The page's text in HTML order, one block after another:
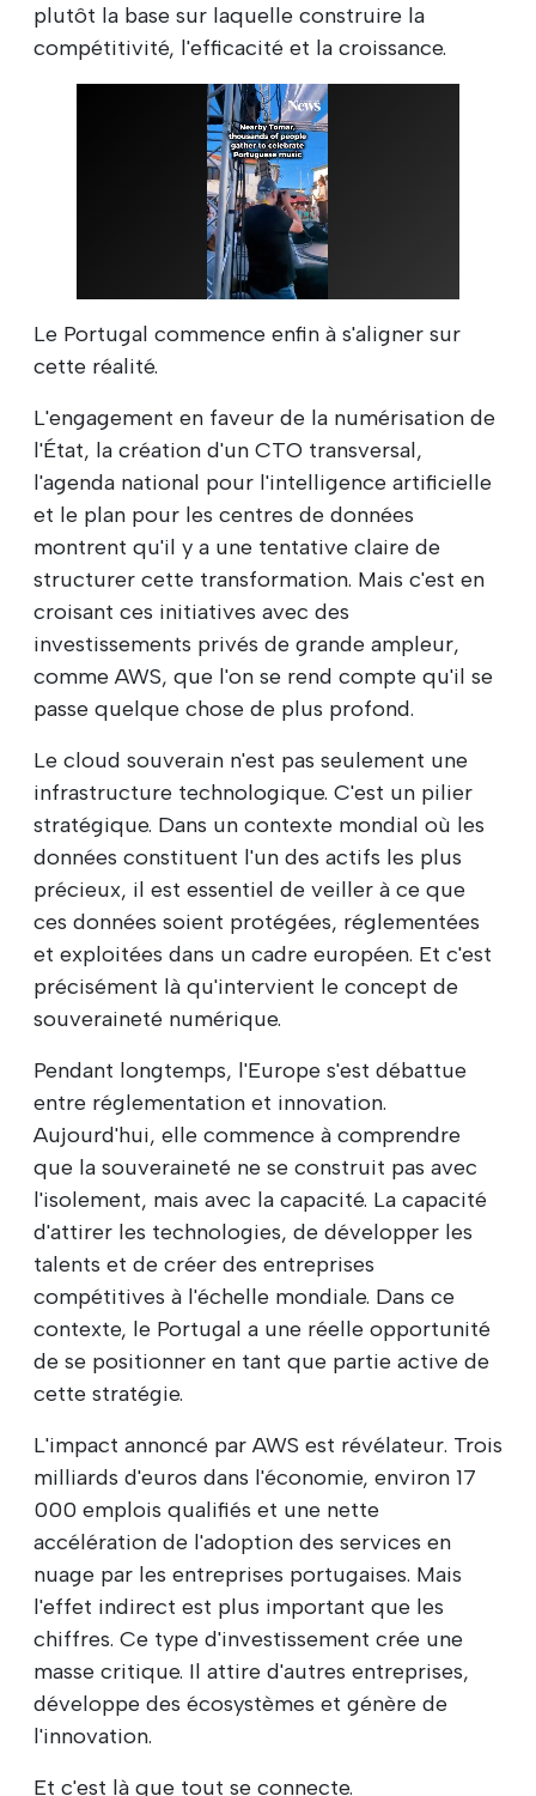
plutôt la base sur laquelle construire la
compétitivité, l'efficacité et la croissance.
Le Portugal commence enfin à s'aligner sur
cette réalité.
L'engagement en faveur de la numérisation de
l'État, la création d'un CTO transversal,
l'agenda national pour l'intelligence artificielle
et le plan pour les centres de données
montrent qu'il y a une tentative claire de
structurer cette transformation. Mais c'est en
croisant ces initiatives avec des
investissements privés de grande ampleur,
comme AWS, que l'on se rend compte qu'il se
passe quelque chose de plus profond.
Le cloud souverain n'est pas seulement une
infrastructure technologique. C'est un pilier
stratégique. Dans un contexte mondial où les
données constituent l'un des actifs les plus
précieux, il est essentiel de veiller à ce que
ces données soient protégées, réglementées
et exploitées dans un cadre européen. Et c'est
précisément là qu'intervient le concept de
souveraineté numérique.
Pendant longtemps, l'Europe s'est débattue
entre réglementation et innovation.
Aujourd'hui, elle commence à comprendre
que la souveraineté ne se construit pas avec
l'isolement, mais avec la capacité. La capacité
d'attirer les technologies, de développer les
talents et de créer des entreprises
compétitives à l'échelle mondiale. Dans ce
contexte, le Portugal a une réelle opportunité
de se positionner en tant que partie active de
cette stratégie.
L'impact annoncé par AWS est révélateur. Trois
milliards d'euros dans l'économie, environ 17
000 emplois qualifiés et une nette
accélération de l'adoption des services en
nuage par les entreprises portugaises. Mais
l'effet indirect est plus important que les
chiffres. Ce type d'investissement crée une
masse critique. Il attire d'autres entreprises,
développe des écosystèmes et génère de
l'innovation.
Et c'est là que tout se connecte.